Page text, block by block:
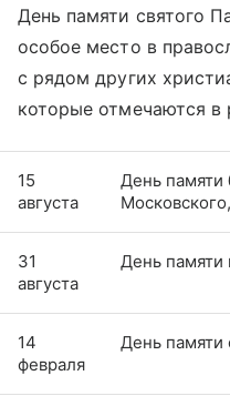
День памяти святого
особое место в
с рядом других
которые отмечаются в
15
августа
День памяти
31
августа
День памяти
14
февраля
День памяти